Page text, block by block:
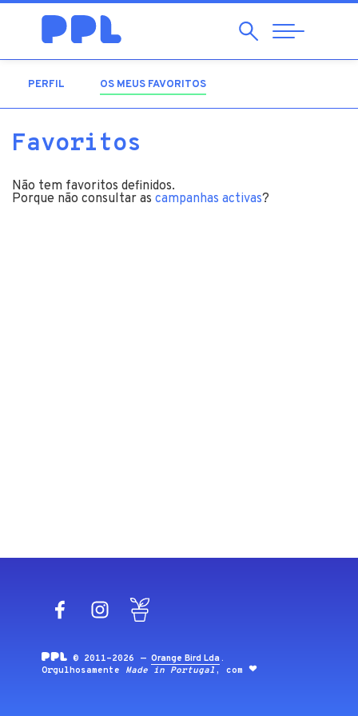
Pesquisar
Abrir
Navegação
PERFIL OS MEUS FAVORITOS
Favoritos
Não tem favoritos definidos.
Porque não consultar as campanhas activas?
FacebookInstagram
© 2011-2026 —Orange Bird Lda .
Orgulhosamente Made in Portugal , com